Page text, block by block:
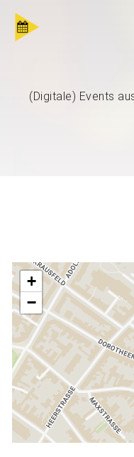
(Digitale) Events
+
−